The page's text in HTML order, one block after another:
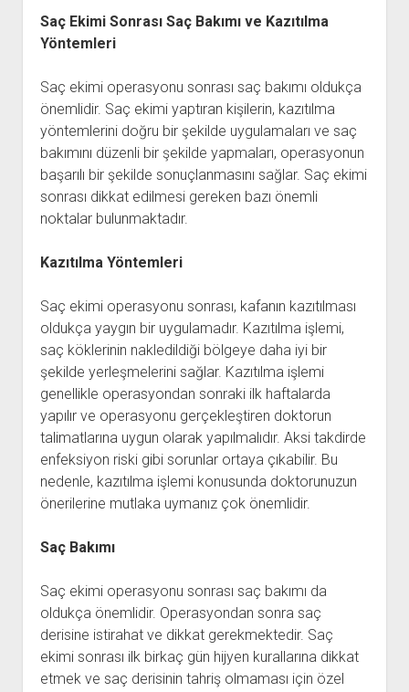
Saç Ekimi Sonrası Saç Bakımı ve Kazıtılma
Yöntemleri
Saç ekimi operasyonu sonrası saç bakımı oldukça
önemlidir. Saç ekimi yaptıran kişilerin, kazıtılma
yöntemlerini doğru bir şekilde uygulamaları ve saç
bakımını düzenli bir şekilde yapmaları, operasyonun
başarılı bir şekilde sonuçlanmasını sağlar. Saç ekimi
sonrası dikkat edilmesi gereken bazı önemli
noktalar bulunmaktadır.
Kazıtılma Yöntemleri
Saç ekimi operasyonu sonrası, kafanın kazıtılması
oldukça yaygın bir uygulamadır. Kazıtılma işlemi,
saç köklerinin nakledildiği bölgeye daha iyi bir
şekilde yerleşmelerini sağlar. Kazıtılma işlemi
genellikle operasyondan sonraki ilk haftalarda
yapılır ve operasyonu gerçekleştiren doktorun
talimatlarına uygun olarak yapılmalıdır. Aksi takdirde
enfeksiyon riski gibi sorunlar ortaya çıkabilir. Bu
nedenle, kazıtılma işlemi konusunda doktorunuzun
önerilerine mutlaka uymanız çok önemlidir.
Saç Bakımı
Saç ekimi operasyonu sonrası saç bakımı da
oldukça önemlidir. Operasyondan sonra saç
derisine istirahat ve dikkat gerekmektedir. Saç
ekimi sonrası ilk birkaç gün hijyen kurallarına dikkat
etmek ve saç derisinin tahriş olmaması için özel